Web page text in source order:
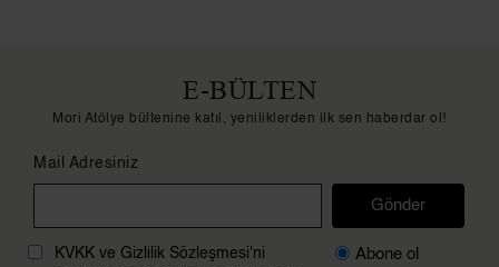
E-BÜLTEN
Mori Atölye bültenine katıl, yeniliklerden ilk sen haberdar ol!
Mail Adresiniz
Gönder
KVKK ve Gizlilik Sözleşmesi'ni
Abone ol